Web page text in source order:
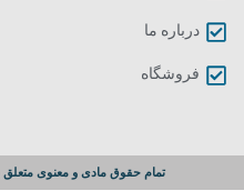
درباره ما
فروشگاه
تمام حقوق مادی و معنوی متعلق به